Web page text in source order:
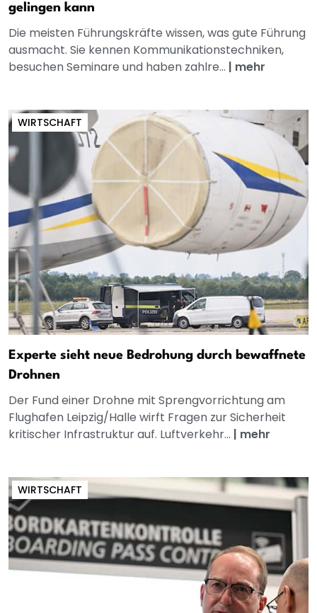
gelingen kann
Die meisten Führungskräfte wissen, was gute Führung
ausmacht. Sie kennen Kommunikationstechniken,
besuchen Seminare und haben zahlre... | mehr
WIRTSCHAFT
Experte sieht neue Bedrohung durch bewaffnete
Drohnen
Der Fund einer Drohne mit Sprengvorrichtung am
Flughafen Leipzig/Halle wirft Fragen zur Sicherheit
kritischer Infrastruktur auf. Luftverkehr... | mehr
WIRTSCHAFT